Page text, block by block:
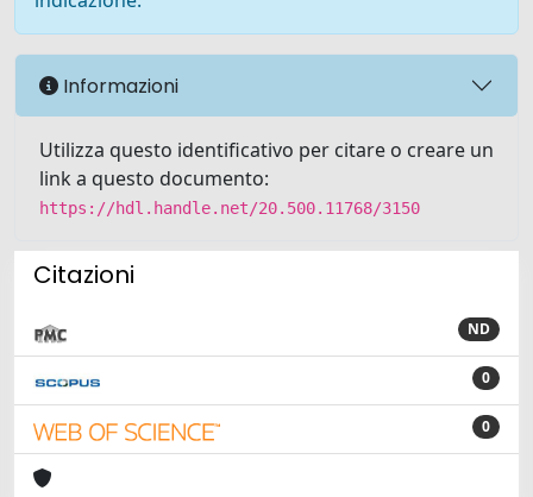
Informazioni
Utilizza questo identificativo per citare o creare un
link a questo documento:
https://hdl.handle.net/20.500.11768/3150
Citazioni
ND
0
0